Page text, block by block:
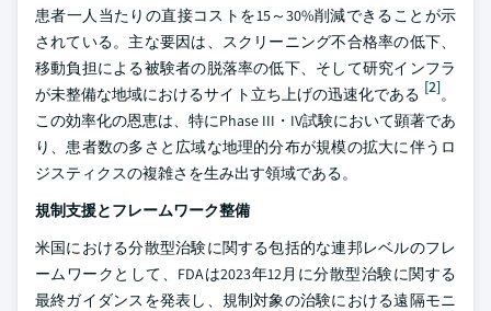
患者一人当たりの直接コストを15～30%削減できることが示
されている。主な要因は、スクリーニング不合格率の低下、
移動負担による被験者の脱落率の低下、そして研究インフラ
が未整備な地域におけるサイト立ち上げの迅速化である [2]。
この効率化の恩恵は、特にPhase III・IV試験において顕著であ
り、患者数の多さと広域な地理的分布が規模の拡大に伴うロ
ジスティクスの複雑さを生み出す領域である。
規制支援とフレームワーク整備
米国における分散型治験に関する包括的な連邦レベルのフレ
ームワークとして、FDAは2023年12月に分散型治験に関する
最終ガイダンスを発表し、規制対象の治験における遠隔モニ